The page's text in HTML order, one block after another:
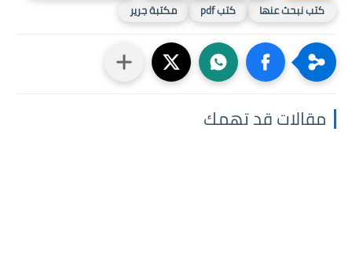
كتب نبحث عنها
كتب pdf مكتبة جرير
مقالات قد تهمك